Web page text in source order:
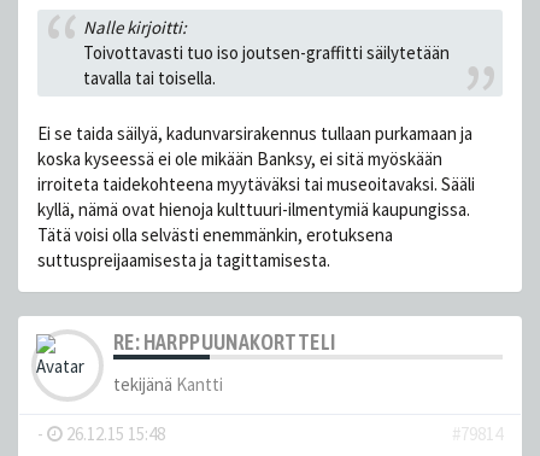
Nalle kirjoitti:
Toivottavasti tuo iso joutsen-graffitti säilytetään
tavalla tai toisella.
Ei se taida säilyä, kadunvarsirakennus tullaan purkamaan ja
koska kyseessä ei ole mikään Banksy, ei sitä myöskään
irroiteta taidekohteena myytäväksi tai museoitavaksi. Sääli
kyllä, nämä ovat hienoja kulttuuri-ilmentymiä kaupungissa.
Tätä voisi olla selvästi enemmänkin, erotuksena
suttuspreijaamisesta ja tagittamisesta.
RE: HARPPUUNAKORTTELI
tekijänä Kantti
- 26.12.15 15:48
#79814